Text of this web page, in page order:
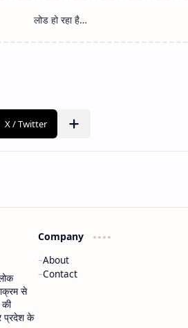
से
प्रदेश के
Company
About
Contact